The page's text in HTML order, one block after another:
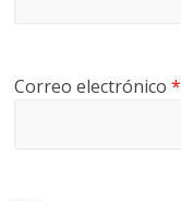
Correo electrónico*